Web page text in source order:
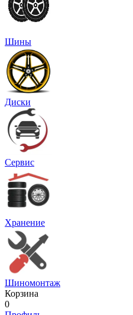
Шины
Диски
Сервис
Хранение
Шиномонтаж
Корзина
0